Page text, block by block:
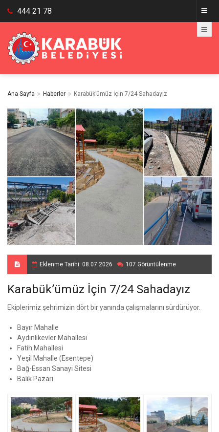
444 21 78
Ana Sayfa Haberler Karabük’ümüz İçin 7/24 Sahadayız
Eklenme Tarihi: 08.07.2026 107 Görüntülenme
Karabük’ümüz İçin 7/24 Sahadayız
Ekiplerimiz şehrimizin dört bir yanında çalışmalarını sürdürüyor.
Bayır Mahalle
Aydınlıkevler Mahallesi
Fatih Mahallesi
Yeşil Mahalle (Esentepe)
Bağ-Essan Sanayi Sitesi
Balık Pazarı